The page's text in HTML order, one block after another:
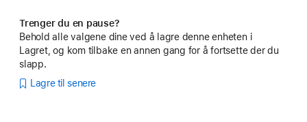
Trenger du en pause?
Behold alle valgene dine ved å lagre denne enheten i
Lagret, og kom tilbake en annen gang for å fortsette der du
slapp.
Lagre til senere